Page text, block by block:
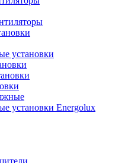
установки
установки Energolux